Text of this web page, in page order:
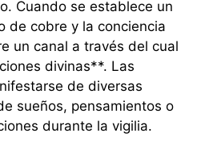
Cuando se establece un
de cobre y la conciencia
un canal a través del cual
divinas**. Las
de diversas
sueños, pensamientos o
durante la vigilia.